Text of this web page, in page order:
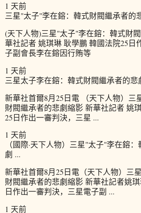
1 天前
三星"太子"李在鎔：韓式財閥繼承者的
(天下人物)三星"太子"李在鎔：韓式財
華社記者 姚琪琳 耿學鵬 韓國法院25日
子副會長李在鎔因行賄等
1 天前
三星太子李在鎔：韓式財閥繼承者的
新華社首爾8月25日電 （天下人物）三
財閥繼承者的悲劇縮影 新華社記者 姚
25日作出一審判決，三星 ...
1 天前
（國際·天下人物）三星"太子"李在鎔
劇 ...
新華社首爾8月25日電（天下人物）三
財閥繼承者的悲劇縮影 新華社記者姚
日作出一審判決，三星電子副 ...
1 天前